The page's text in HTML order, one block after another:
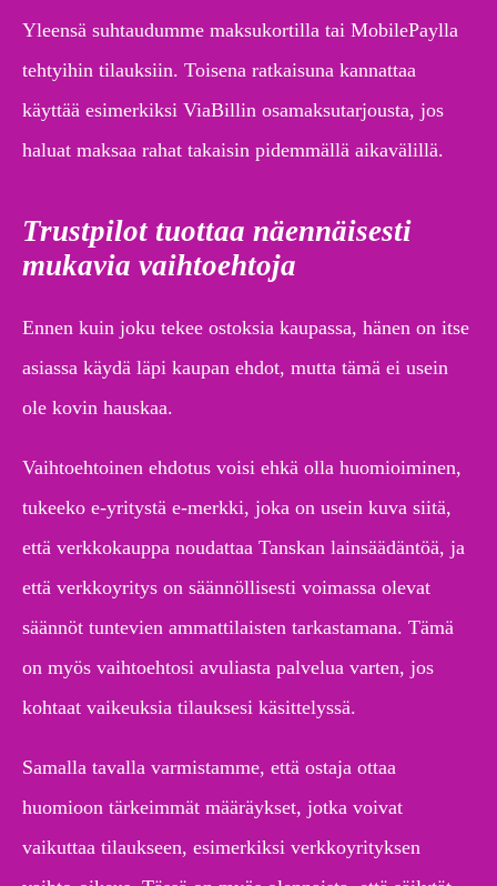
Yleensä suhtaudumme maksukortilla tai MobilePaylla
tehtyihin tilauksiin. Toisena ratkaisuna kannattaa
käyttää esimerkiksi ViaBillin osamaksutarjousta, jos
haluat maksaa rahat takaisin pidemmällä aikavälillä.
Trustpilot tuottaa näennäisesti
mukavia vaihtoehtoja
Ennen kuin joku tekee ostoksia kaupassa, hänen on itse
asiassa käydä läpi kaupan ehdot, mutta tämä ei usein
ole kovin hauskaa.
Vaihtoehtoinen ehdotus voisi ehkä olla huomioiminen,
tukeeko e-yritystä e-merkki, joka on usein kuva siitä,
että verkkokauppa noudattaa Tanskan lainsäädäntöä, ja
että verkkoyritys on säännöllisesti voimassa olevat
säännöt tuntevien ammattilaisten tarkastamana. Tämä
on myös vaihtoehtosi avuliasta palvelua varten, jos
kohtaat vaikeuksia tilauksesi käsittelyssä.
Samalla tavalla varmistamme, että ostaja ottaa
huomioon tärkeimmät määräykset, jotka voivat
vaikuttaa tilaukseen, esimerkiksi verkkoyrityksen